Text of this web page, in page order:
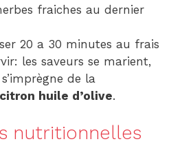
fraiches au dernier
20 a 30 minutes au frais
les saveurs se marient,
de la
huile d’olive.
nutritionnelles